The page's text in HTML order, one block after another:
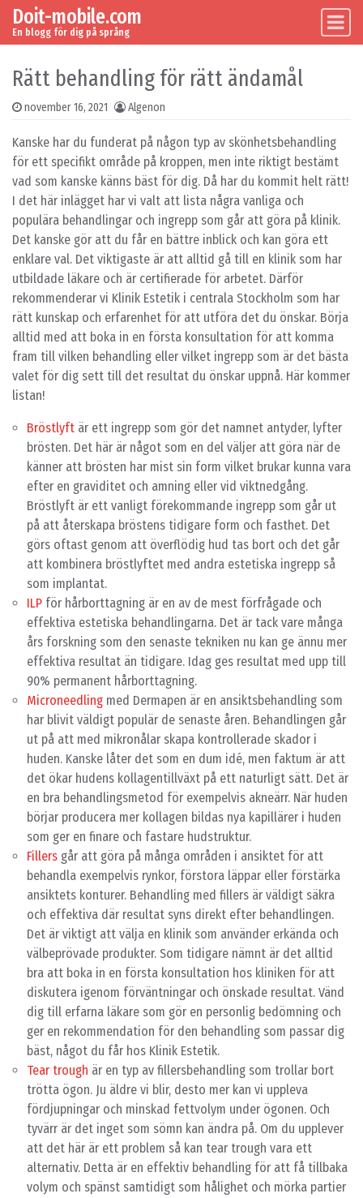
Skip to content
Main Navigation
Doit-mobile.com
En blogg för dig på språng
Rätt behandling för rätt ändamål
november 16, 2021 Algenon
Kanske har du funderat på någon typ av skönhetsbehandling
för ett specifikt område på kroppen, men inte riktigt bestämt
vad som kanske känns bäst för dig. Då har du kommit helt rätt!
I det här inlägget har vi valt att lista några vanliga och
populära behandlingar och ingrepp som går att göra på klinik.
Det kanske gör att du får en bättre inblick och kan göra ett
enklare val. Det viktigaste är att alltid gå till en klinik som har
utbildade läkare och är certifierade för arbetet. Därför
rekommenderar vi Klinik Estetik i centrala Stockholm som har
rätt kunskap och erfarenhet för att utföra det du önskar. Börja
alltid med att boka in en första konsultation för att komma
fram till vilken behandling eller vilket ingrepp som är det bästa
valet för dig sett till det resultat du önskar uppnå. Här kommer
listan!
Bröstlyft är ett ingrepp som gör det namnet antyder, lyfter
brösten. Det här är något som en del väljer att göra när de
känner att brösten har mist sin form vilket brukar kunna vara
efter en graviditet och amning eller vid viktnedgång.
Bröstlyft är ett vanligt förekommande ingrepp som går ut
på att återskapa bröstens tidigare form och fasthet. Det
görs oftast genom att överflödig hud tas bort och det går
att kombinera bröstlyftet med andra estetiska ingrepp så
som implantat.
ILP för hårborttagning är en av de mest förfrågade och
effektiva estetiska behandlingarna. Det är tack vare många
års forskning som den senaste tekniken nu kan ge ännu mer
effektiva resultat än tidigare. Idag ges resultat med upp till
90% permanent hårborttagning.
Microneedling med Dermapen är en ansiktsbehandling som
har blivit väldigt populär de senaste åren. Behandlingen går
ut på att med mikronålar skapa kontrollerade skador i
huden. Kanske låter det som en dum idé, men faktum är att
det ökar hudens kollagentillväxt på ett naturligt sätt. Det är
en bra behandlingsmetod för exempelvis akneärr. När huden
börjar producera mer kollagen bildas nya kapillärer i huden
som ger en finare och fastare hudstruktur.
Fillers går att göra på många områden i ansiktet för att
behandla exempelvis rynkor, förstora läppar eller förstärka
ansiktets konturer. Behandling med fillers är väldigt säkra
och effektiva där resultat syns direkt efter behandlingen.
Det är viktigt att välja en klinik som använder erkända och
välbeprövade produkter. Som tidigare nämnt är det alltid
bra att boka in en första konsultation hos kliniken för att
diskutera igenom förväntningar och önskade resultat. Vänd
dig till erfarna läkare som gör en personlig bedömning och
ger en rekommendation för den behandling som passar dig
bäst, något du får hos Klinik Estetik.
Tear trough är en typ av fillersbehandling som trollar bort
trötta ögon. Ju äldre vi blir, desto mer kan vi uppleva
fördjupningar och minskad fettvolym under ögonen. Och
tyvärr är det inget som sömn kan ändra på. Om du upplever
att det här är ett problem så kan tear trough vara ett
alternativ. Detta är en effektiv behandling för att få tillbaka
volym och spänst samtidigt som hålighet och mörka partier